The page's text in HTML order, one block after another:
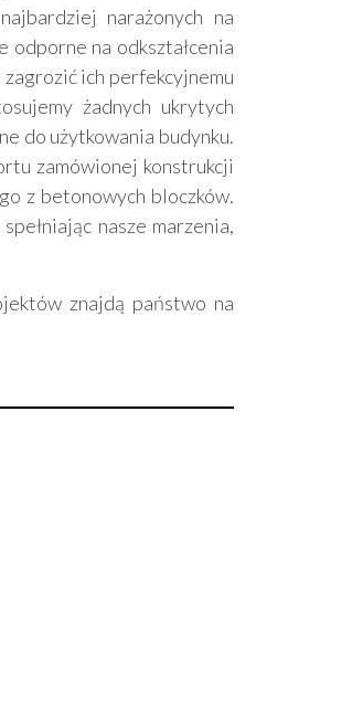
narażonych na
odporne na odkształcenia
ich perfekcyjnemu
żadnych ukrytych
do użytkowania budynku.
zamówionej konstrukcji
z betonowych bloczków.
nasze marzenia,
znajdą państwo na